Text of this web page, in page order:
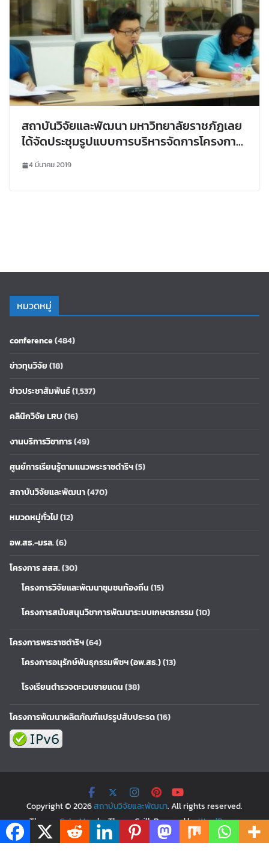
สถาบันวิจัยและพัฒนา มหาวิทยาลัยราชภัฏเลย
ได้จัดประชุมรูปแบบการบริหารจัดการโครงการ
สนับสนุนวิชาการพัฒนาระบบเกษตรกรรมเพื่อ
อาหารปลอดภัยโดยชุมชนท้องถิ่น
4 มีนาคม 2019
หมวดหมู่
conference(484)
ข่าวทุนวิจัย(18)
ข่าวประชาสัมพันธ์(1,537)
คลินิกวิจัย LRU(16)
งานบริการวิชาการ(49)
ศูนย์การเรียนรู้ตามแนวพระราชดำริฯ(5)
สถาบันวิจัยและพัฒนา(470)
หมวดหมู่ทั่วไป(12)
อพ.สธ.-มรล.(6)
โครงการ สสส.(30)
โครงการวิจัยและพัฒนาชุมชนท้องถิ่น(15)
โครงการสนับสนุนวิชาการพัฒนาระบบเกษตรกรรม(10)
โครงการพระราชดำริฯ(64)
โครงการอนุรักษ์พันธุกรรมพืชฯ (อพ.สธ.)(13)
โรงเรียนตำรวจตะเวนชายแดน(38)
โครงการพัฒนาผลิตภัณฑ์แปรรูปสับประรด(16)
Copyright © 2026สถาบันวิจัยและพัฒนา. All rights reserved.
Theme: ColorMagby ThemeGrill. Powered byWordPress.